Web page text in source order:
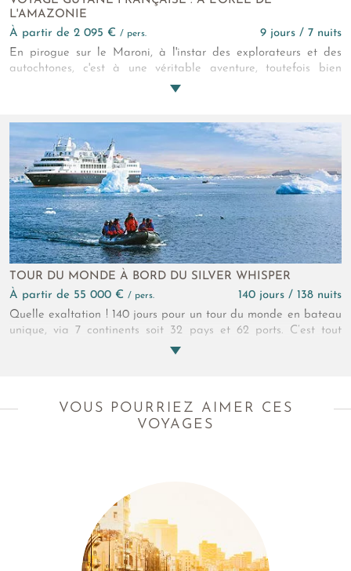
L'AMAZONIE
à partir de 2 095 € / pers.
9 jours / 7 nuits
En pirogue sur le Maroni, à l'instar des explorateurs et des
autochtones, c'est à une véritable aventure, toutefois bien
encadrée et avec le plus de confort possible, que nous vous
TOUR DU MONDE À BORD DU SILVER WHISPER
à partir de 55 000 € / pers.
140 jours / 138 nuits
Quelle exaltation ! 140 jours pour un tour du monde en bateau
unique, via 7 continents soit 32 pays et 62 ports. C’est tout
simplement du jamais vu ! Soyez parmi les 382 pionniers à
VOUS POURRIEZ AIMER CES
VOYAGES